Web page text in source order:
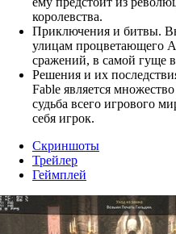
королевства.
Приключения и битвы.
улицам процветающего
сражений, в самой гуще
Решения и их
Fable является
судьба всего игрового
себя игрок.
Скриншоты
Трейлер
Геймплей